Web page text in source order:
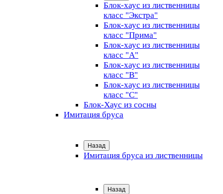
Блок-хаус из лиственницы
класс "Экстра"
Блок-хаус из лиственницы
класс "Прима"
Блок-хаус из лиственницы
класс "А"
Блок-хаус из лиственницы
класс "B"
Блок-хаус из лиственницы
класс "C"
Блок-Хаус из сосны
Имитация бруса
Назад
Имитация бруса из лиственницы
Назад